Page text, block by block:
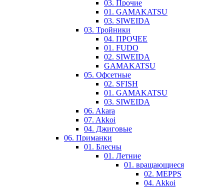
03. Прочие
01. GAMAKATSU
03. SIWEIDA
03. Тройники
04. ПРОЧЕЕ
01. FUDO
02. SIWEIDA
GAMAKATSU
05. Офсетные
02. SFISH
01. GAMAKATSU
03. SIWEIDA
06. Akara
07. Akkoi
04. Джиговые
06. Приманки
01. Блесны
01. Летние
01. вращающиеся
02. MEPPS
04. Akkoi